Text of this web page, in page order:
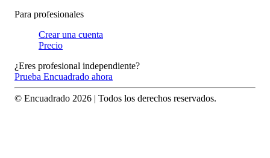
Para profesionales
Crear una cuenta
Precio
¿Eres profesional independiente?
Prueba Encuadrado ahora
© Encuadrado 2026 | Todos los derechos reservados.